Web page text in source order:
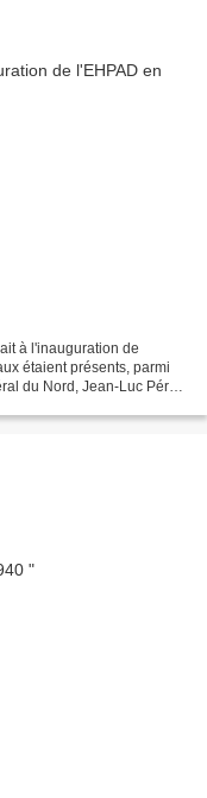
à l'inauguration de
étaient présents, parmi
du Nord, Jean-Luc Pérat,